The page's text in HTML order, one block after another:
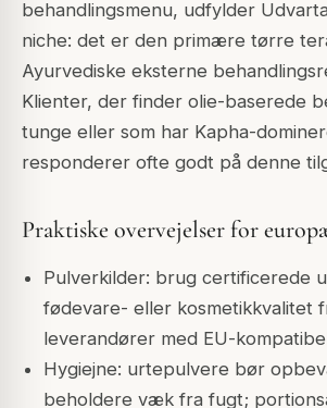
behandlingsmenu, udfylder
niche: det er den primære tørre
Ayurvediske eksterne
Klienter, der finder olie-baserede
tunge eller som har Kapha-
responderer ofte godt på denne
Praktiske overvejelser for
Pulverkilder: brug certificerede
fødevare- eller kosmetikkvalitet
leverandører med EU-
Hygiejne: urtepulvere bør
beholdere væk fra fugt;